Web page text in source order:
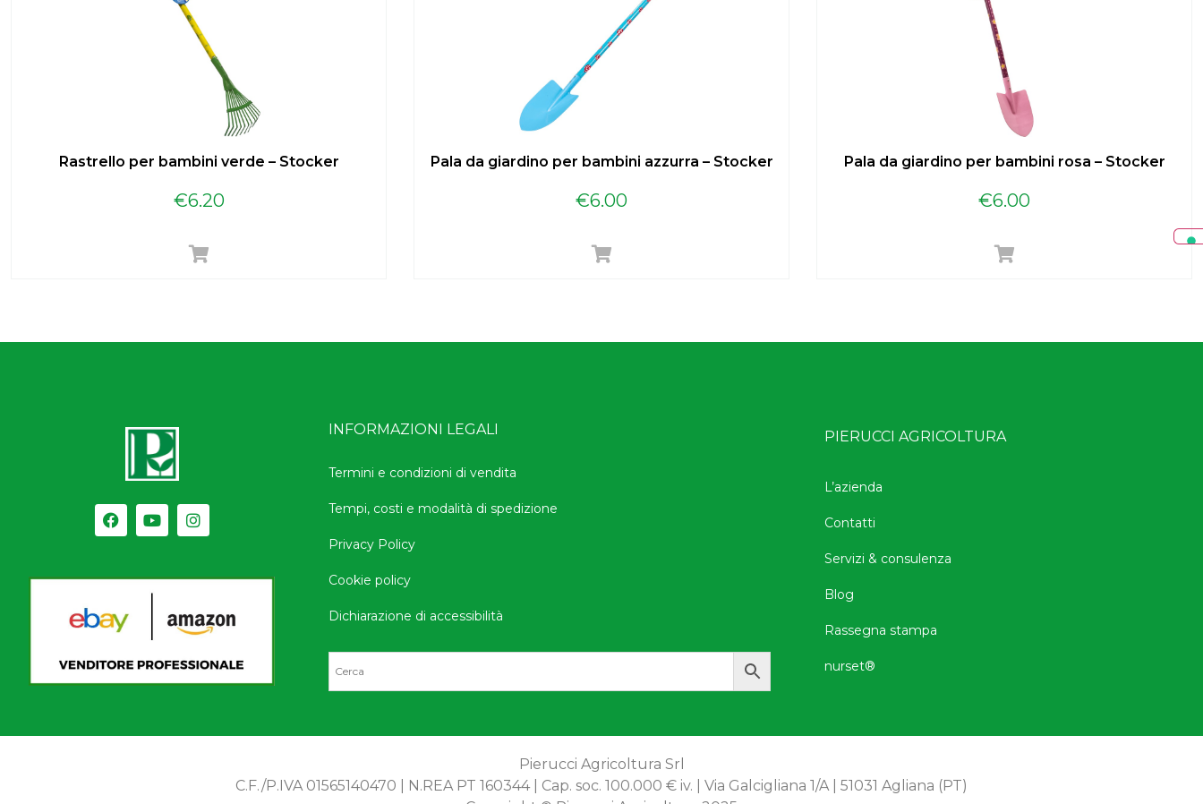
Rastrello per bambini verde – Stocker
€6.20
Pala da giardino per bambini azzurra – Stocker
€6.00
Pala da giardino per bambini rosa – Stocker
€6.00
INFORMAZIONI LEGALI
Termini e condizioni di vendita
Tempi, costi e modalità di spedizione
Privacy Policy
Cookie policy
Dichiarazione di accessibilità
PIERUCCI AGRICOLTURA
L’azienda
Contatti
Servizi & consulenza
Blog
Rassegna stampa
nurset®
Pierucci Agricoltura Srl
C.F./P.IVA 01565140470 | N.REA PT 160344 | Cap. soc. 100.000 € iv. | Via Galcigliana 1/A | 51031 Agliana (PT)